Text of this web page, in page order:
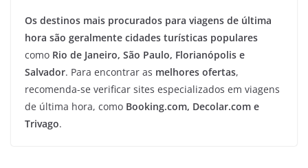
Os destinos mais procurados para viagens de última
hora são geralmente cidades turísticas populares
como Rio de Janeiro, São Paulo, Florianópolis e
Salvador. Para encontrar as melhores ofertas,
recomenda-se verificar sites especializados em viagens
de última hora, como Booking.com, Decolar.com e
Trivago.